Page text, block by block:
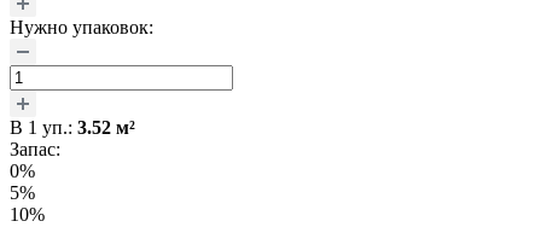
Нужно упаковок:
В 1 уп.: 3.52 м²
Запас:
0%
5%
10%